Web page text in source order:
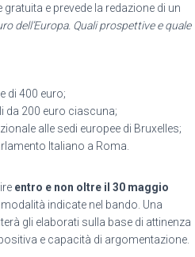
e prevede la redazione di un
dell’Europa. Quali prospettive e quale
di 400 euro;
da 200 euro ciascuna;
alle sedi europee di Bruxelles;
Italiano a Roma.
entro e non oltre il 30 maggio
modalità indicate nel bando. Una
gli elaborati sulla base di attinenza
e capacità di argomentazione.